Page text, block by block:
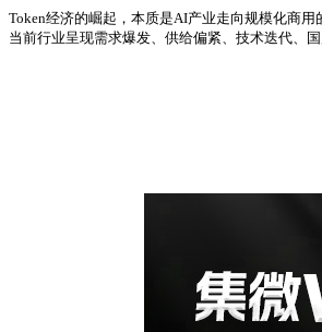
Token经济的崛起，本质是AI产业走向规模化商
当前行业呈现需求爆发、供给偏紧、技术迭代、